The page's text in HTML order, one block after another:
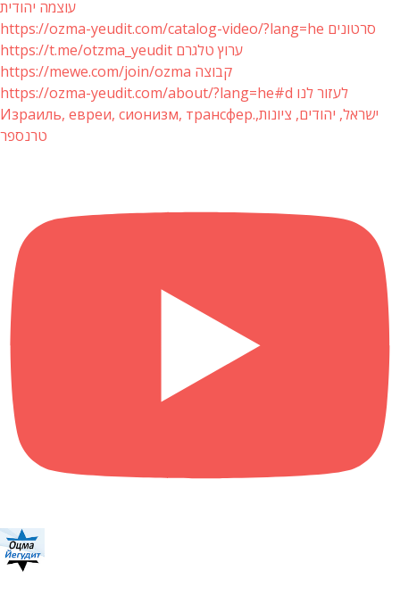
עוצמה יהודית
https://ozma-yeudit.com/catalog-video/?lang=he סרטונים
https://t.me/otzma_yeudit ערוץ טלגרם
https://mewe.com/join/ozma קבוצה
https://ozma-yeudit.com/about/?lang=he#d לעזור לנו
Израиль, евреи, сионизм, трансфер.ישראל, יהודים, ציונות,
טרנספר